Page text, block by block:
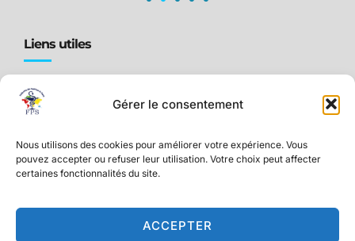
Gérer le consentement
Nous utilisons des cookies pour améliorer votre expérience. Vous
pouvez accepter ou refuser leur utilisation. Votre choix peut affecter
certaines fonctionnalités du site.
ACCEPTER
Liens utiles
Accueil
Qui sommes-nous ?
Actualités & Événements
Contact